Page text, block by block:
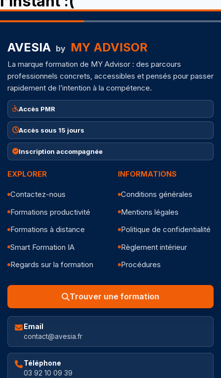
AVESIA by MY ADVISOR
La marque formation de MY Advisor : des parcours
professionnels concrets, accessibles et pensés pour passer
rapidement de l’intention à la compétence.
Accès PMR
Accès sous 15 jours
Inscription accompagnée
EXPLORER
Contactez-nous
Formations productivité
Formations à distance
Smart Formation IA
Regards sur la formation
INFORMATIONS
Conditions générales
Mentions légales
Politique de confidentialité
Règlement intérieur
Procédures
Trouver une formation
Email
contact@avesia.fr
Téléphone
03 92 10 09 39